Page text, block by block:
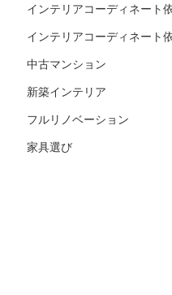
インテリアコーディネート
インテリアコーディネート
中古マンション
新築インテリア
フルリノベーション
家具選び